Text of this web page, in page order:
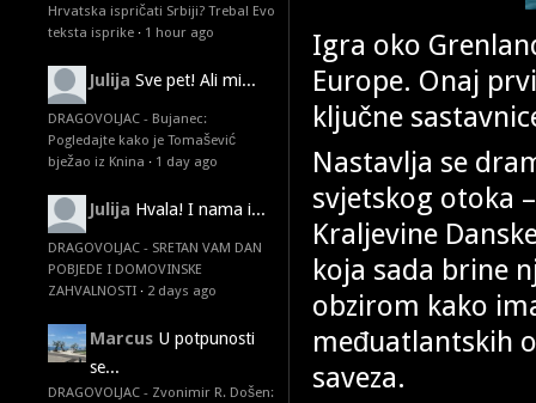
Hrvatska ispričati Srbiji? Treba! Evo
teksta isprike · 1 hour ago
Julija Sve pet! Ali mi...
DRAGOVOLJAC - Bujanec:
Pogledajte kako je Tomašević
bježao iz Knina · 1 day ago
Julija Hvala! I nama i...
DRAGOVOLJAC - SRETAN VAM DAN
POBJEDE I DOMOVINSKE
ZAHVALNOSTI · 2 days ago
Marcus U potpunosti
se...
DRAGOVOLJAC - Zvonimir R. Došen:
Igra oko
Europe. Onaj
ključne
Nastavlja se
svjetskog otoka
Kraljevine
koja sada brine
obzirom kako
međuatlantskih
saveza.